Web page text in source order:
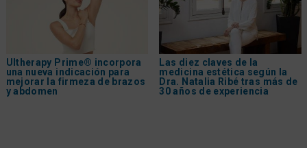
Ultherapy Prime® incorpora
una nueva indicación para
mejorar la firmeza de brazos
y abdomen
Las diez claves de la
medicina estética según la
Dra. Natalia Ribé tras más de
30 años de experiencia